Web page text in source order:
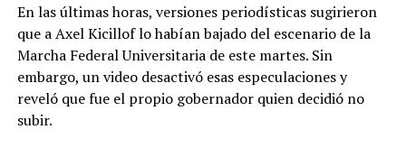
En las últimas horas, versiones periodísticas sugirieron
que a Axel Kicillof lo habían bajado del escenario de la
Marcha Federal Universitaria de este martes. Sin
embargo, un video desactivó esas especulaciones y
reveló que fue el propio gobernador quien decidió no
subir.